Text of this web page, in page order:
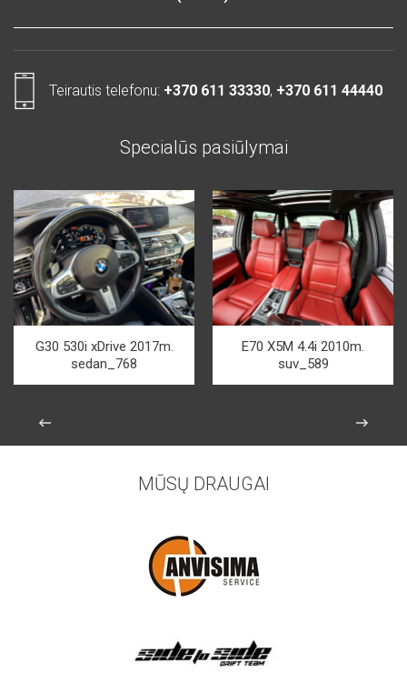
Teirautis telefonu: +370 611 33330, +370 611 44440
Specialūs pasiūlymai
G30 530i xDrive 2017m.
sedan_768
E70 X5M 4.4i 2010m.
suv_589
MŪSŲ DRAUGAI